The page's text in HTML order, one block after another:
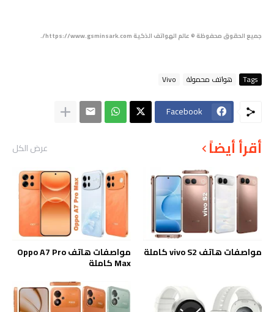
جميع الحقوق محفوظة © عالم الهواتف الذكية https://www.gsminsark.com/.
Tags هواتف محمولة Vivo
Facebook
أقرأ أيضاً عرض الكل
مواصفات هاتف vivo S2 كاملة مواصفات هاتف Oppo A7 Pro
Max كاملة